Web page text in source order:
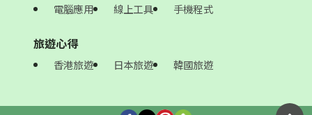
電腦應用 線上工具 手機程式
旅遊心得
香港旅遊 日本旅遊 韓國旅遊